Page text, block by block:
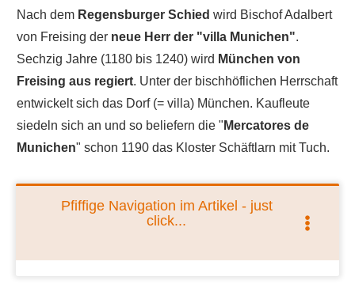
Nach dem Regensburger Schied wird Bischof Adalbert
von Freising der neue Herr der "villa Munichen".
Sechzig Jahre (1180 bis 1240) wird München von
Freising aus regiert. Unter der bischhöflichen Herrschaft
entwickelt sich das Dorf (= villa) München. Kaufleute
siedeln sich an und so beliefern die " Mercatores de
Munichen" schon 1190 das Kloster Schäftlarn mit Tuch.
Pfiffige Navigation im Artikel - just
click...